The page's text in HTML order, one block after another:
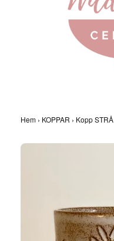
Hem › KOPPAR › Kopp STRÅ